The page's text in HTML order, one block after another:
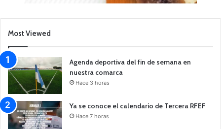
Most Viewed
Agenda deportiva del fin de semana en
nuestra comarca
Hace 3 horas
Ya se conoce el calendario de Tercera RFEF
Hace 7 horas